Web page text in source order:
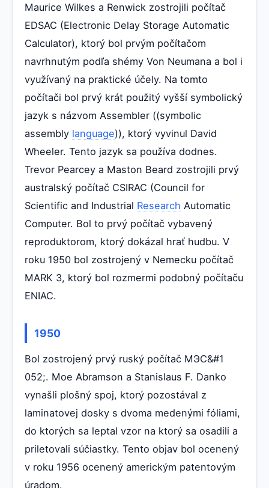
Maurice Wilkes a Renwick zostrojili počítač
EDSAC (Electronic Delay Storage Automatic
Calculator), ktorý bol prvým počítačom
navrhnutým podľa shémy Von Neumana a bol i
využívaný na praktické účely. Na tomto
počítači bol prvý krát použitý vyšší symbolický
jazyk s názvom Assembler ((symbolic
assembly language)), ktorý vyvinul David
Wheeler. Tento jazyk sa používa dodnes.
Trevor Pearcey a Maston Beard zostrojili prvý
australský počítač CSIRAC (Council for
Scientific and Industrial Research Automatic
Computer. Bol to prvý počítač vybavený
reproduktorom, ktorý dokázal hrať hudbu. V
roku 1950 bol zostrojený v Nemecku počítač
MARK 3, ktorý bol rozmermi podobný počítaču
ENIAC.
1950
Bol zostrojený prvý ruský počítač МЭС&#1
052;. Moe Abramson a Stanislaus F. Danko
vynašli plošný spoj, ktorý pozostával z
laminatovej dosky s dvoma medenými fóliami,
do ktorých sa leptal vzor na ktorý sa osadili a
priletovali súčiastky. Tento objav bol ocenený
v roku 1956 ocenený americkým patentovým
úradom.